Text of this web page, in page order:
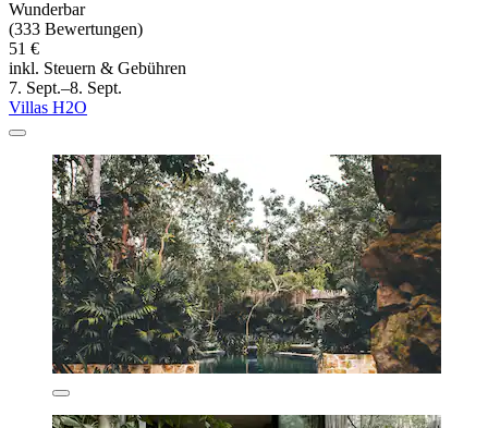
Wunderbar
(333 Bewertungen)
51 €
inkl. Steuern & Gebühren
7. Sept.–8. Sept.
Villas H2O